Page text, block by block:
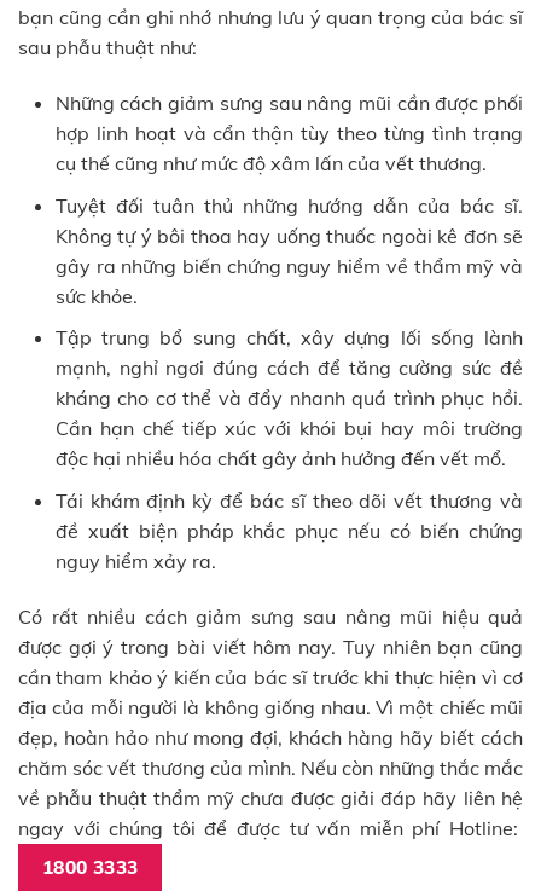
bạn cũng cần ghi nhớ nhưng lưu ý quan trọng của bác sĩ
sau phẫu thuật như:
Những cách giảm sưng sau nâng mũi cần được phối
hợp linh hoạt và cẩn thận tùy theo từng tình trạng
cụ thế cũng như mức độ xâm lấn của vết thương.
Tuyệt đối tuân thủ những hướng dẫn của bác sĩ.
Không tự ý bôi thoa hay uống thuốc ngoài kê đơn sẽ
gây ra những biến chứng nguy hiểm về thẩm mỹ và
sức khỏe.
Tập trung bổ sung chất, xây dựng lối sống lành
mạnh, nghỉ ngơi đúng cách để tăng cường sức đề
kháng cho cơ thể và đẩy nhanh quá trình phục hồi.
Cần hạn chế tiếp xúc với khói bụi hay môi trường
độc hại nhiều hóa chất gây ảnh hưởng đến vết mổ.
Tái khám định kỳ để bác sĩ theo dõi vết thương và
đề xuất biện pháp khắc phục nếu có biến chứng
nguy hiểm xảy ra.
Có rất nhiều cách giảm sưng sau nâng mũi hiệu quả
được gợi ý trong bài viết hôm nay. Tuy nhiên bạn cũng
cần tham khảo ý kiến của bác sĩ trước khi thực hiện vì cơ
địa của mỗi người là không giống nhau. Vì một chiếc mũi
đẹp, hoàn hảo như mong đợi, khách hàng hãy biết cách
chăm sóc vết thương của mình. Nếu còn những thắc mắc
về phẫu thuật thẩm mỹ chưa được giải đáp hãy liên hệ
ngay với chúng tôi để được tư vấn miễn phí Hotline:
1800 3333